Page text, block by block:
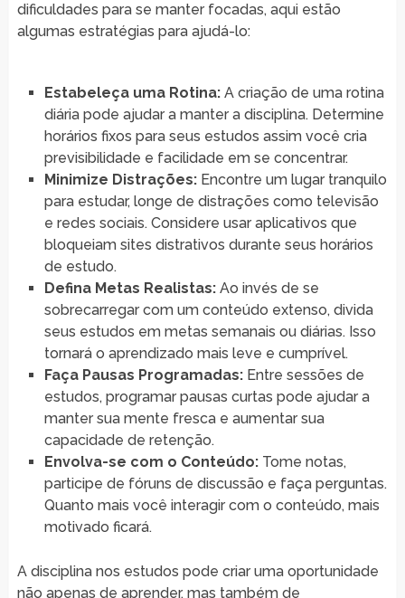
dificuldades para se manter focadas, aqui estão
algumas estratégias para ajudá-lo:
Estabeleça uma Rotina:A criação de uma rotina
diária pode ajudar a manter a disciplina. Determine
horários fixos para seus estudos assim você cria
previsibilidade e facilidade em se concentrar.
Minimize Distrações:Encontre um lugar tranquilo
para estudar, longe de distrações como televisão
e redes sociais. Considere usar aplicativos que
bloqueiam sites distrativos durante seus horários
de estudo.
Defina Metas Realistas:Ao invés de se
sobrecarregar com um conteúdo extenso, divida
seus estudos em metas semanais ou diárias. Isso
tornará o aprendizado mais leve e cumprível.
Faça Pausas Programadas:Entre sessões de
estudos, programar pausas curtas pode ajudar a
manter sua mente fresca e aumentar sua
capacidade de retenção.
Envolva-se com o Conteúdo:Tome notas,
participe de fóruns de discussão e faça perguntas.
Quanto mais você interagir com o conteúdo, mais
motivado ficará.
A disciplina nos estudos pode criar uma oportunidade
não apenas de aprender, mas também de